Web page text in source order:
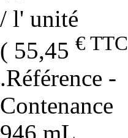
/ l' unité
( 55,45 € TTC
.Référence -
Contenance